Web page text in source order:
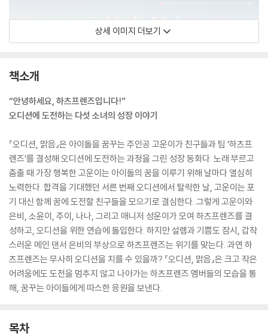
상세 이미지 더보기
책소개
“안녕하세요, 하츠프렌즈입니다!”
오디션에 도전하는 다섯 소녀의 성장 이야기
『오디션, 맑음』은 아이돌을 꿈꾸는 주인공 고운이가 친구들과 팀 ‘하츠프
렌즈’를 결성해 오디션에 도전하는 과정을 그린 성장 동화다. 노래 부르고
춤출 때 가장 행복한 고운이는 아이돌의 꿈을 이루기 위해 날마다 열심히
노력한다. 합격을 기대했던 서른 번째 오디션에서 탈락한 날, 고운이는 포
기 대신 함께 꿈에 도전할 친구들을 모으기로 결심한다. 그렇게 고운이와
은비, 소윤이, 주이, 나나, 그리고 매니저 성운이가 모여 하츠프렌즈를 결
성하고, 오디션을 위한 연습에 돌입한다. 하지만 설렘과 기쁨도 잠시, 갑작
스러운 메인 댄서 은비의 부상으로 하츠프렌즈는 위기를 맞는다. 과연 하
츠프렌즈는 무사히 오디션을 치를 수 있을까? 『오디션, 맑음』은 크고 작은
어려움에도 도전을 멈추지 않고 나아가는 하츠프렌즈 멤버들의 모습을 통
해, 꿈꾸는 아이들에게 따스한 응원을 보낸다.
목차